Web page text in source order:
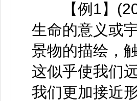
【例1】
生命的意义或
景物的描绘，
这似乎使我们
我们更加接近